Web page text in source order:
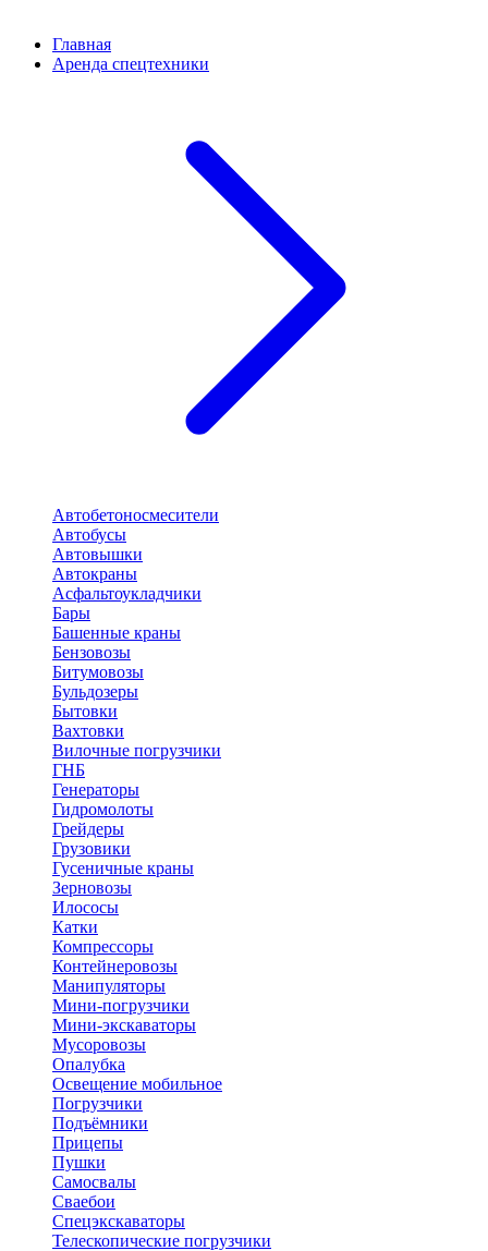
Главная
Аренда спецтехники
Автобетоносмесители
Автобусы
Автовышки
Автокраны
Асфальтоукладчики
Бары
Башенные краны
Бензовозы
Битумовозы
Бульдозеры
Бытовки
Вахтовки
Вилочные погрузчики
ГНБ
Генераторы
Гидромолоты
Грейдеры
Грузовики
Гусеничные краны
Зерновозы
Илососы
Катки
Компрессоры
Контейнеровозы
Манипуляторы
Мини-погрузчики
Мини-экскаваторы
Мусоровозы
Опалубка
Освещение мобильное
Погрузчики
Подъёмники
Прицепы
Пушки
Самосвалы
Сваебои
Спецэкскаваторы
Телескопические погрузчики